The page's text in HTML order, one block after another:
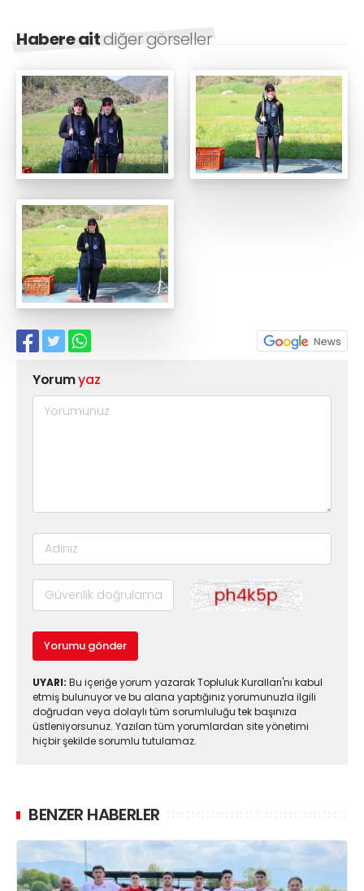
Habere aitdiğer görseller
Yorumyaz
Yorumu gönder
UYARI: Bu içeriğe yorum yazarak Topluluk Kuralları'nı kabul
etmiş bulunuyor ve bu alana yaptığınız yorumunuzla ilgili
doğrudan veya dolaylı tüm sorumluluğu tek başınıza
üstleniyorsunuz. Yazılan tüm yorumlardan site yönetimi
hiçbir şekilde sorumlu tutulamaz.
BENZER HABERLER